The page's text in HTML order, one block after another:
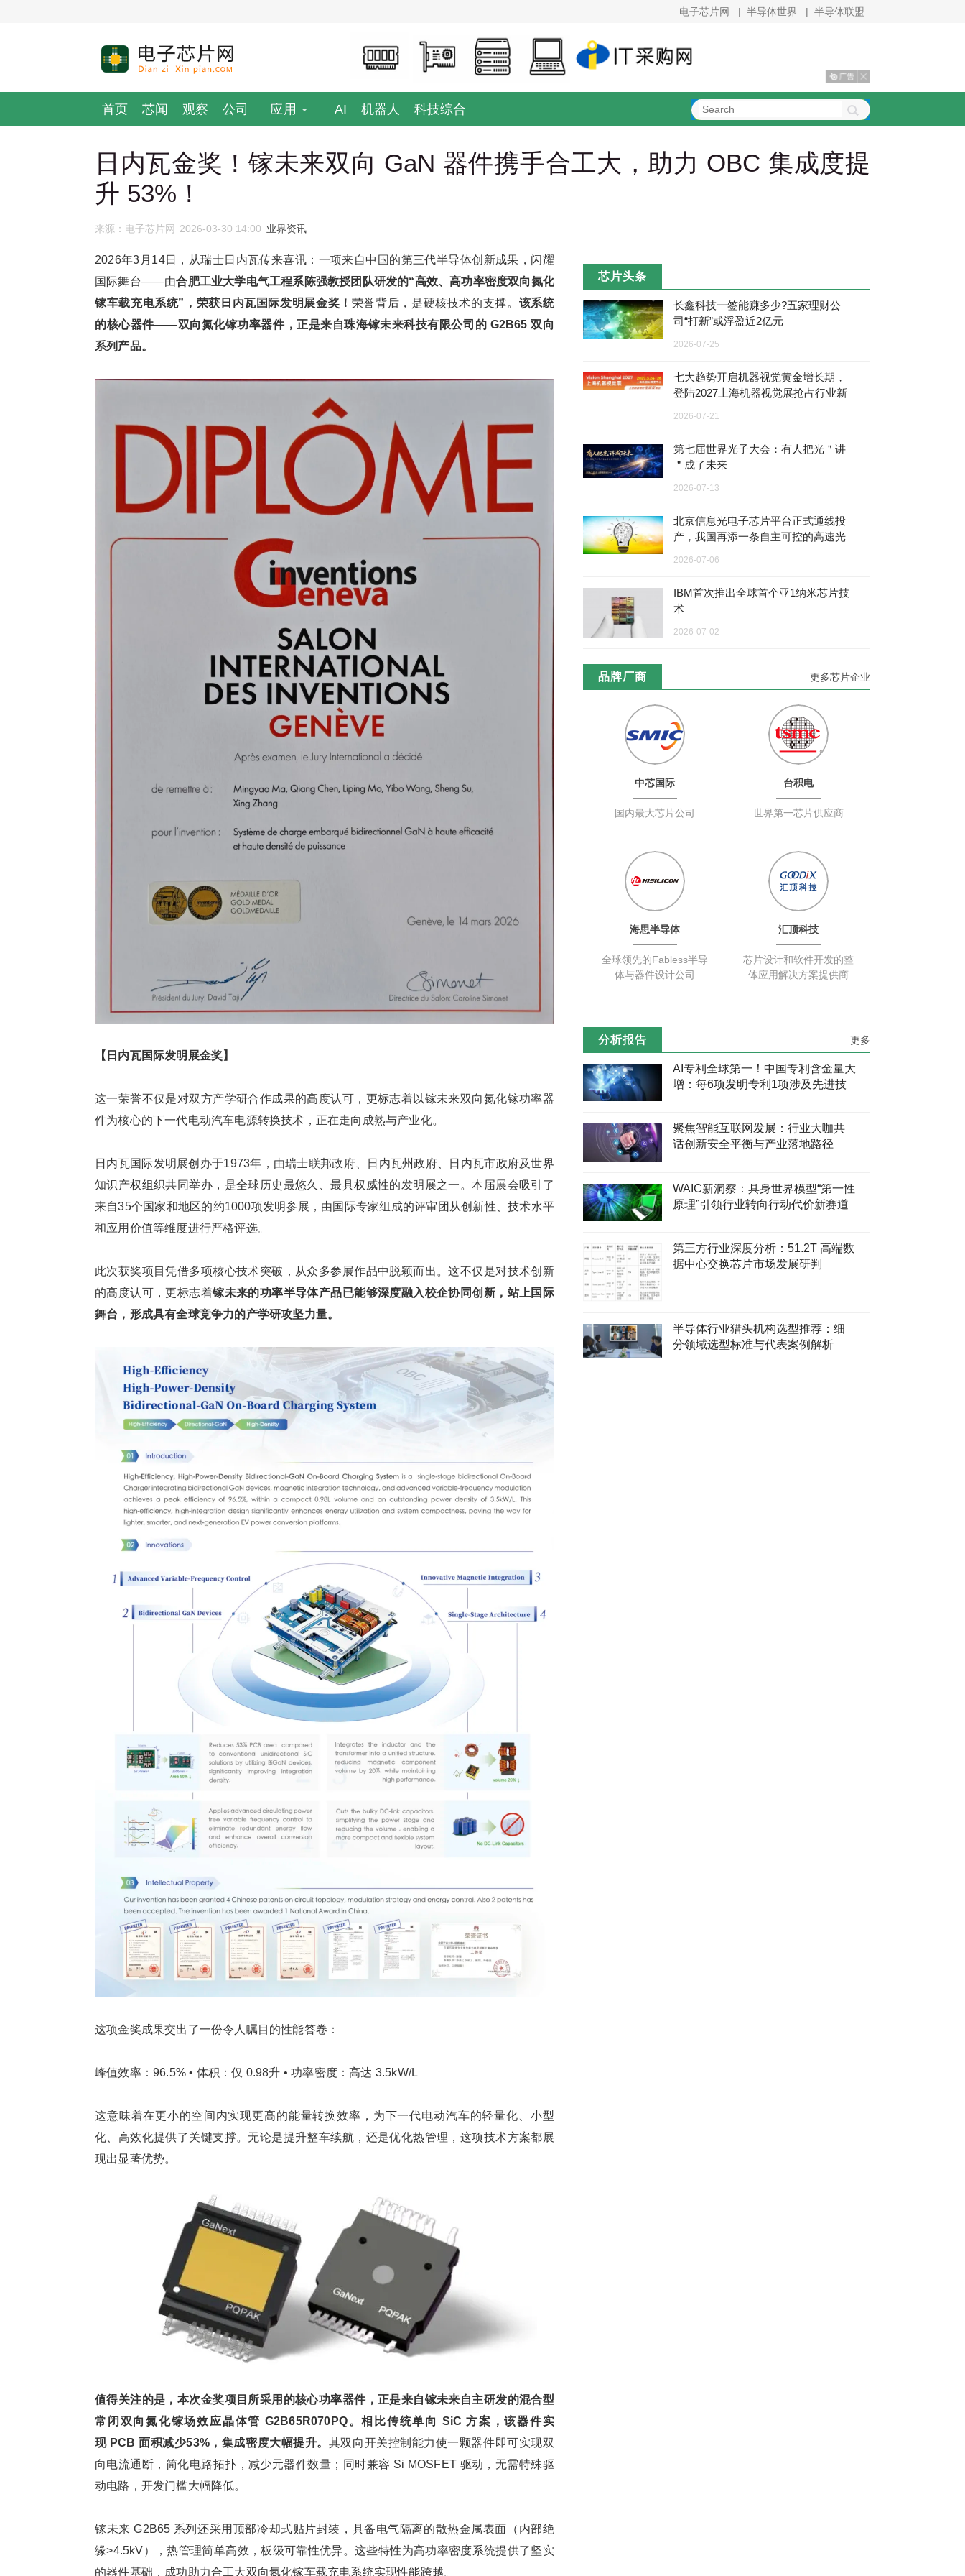
电子芯片网 | 半导体世界 | 半导体联盟
首页 芯闻 观察 公司 应用 AI 机器人 科技综合
日内瓦金奖！镓未来双向 GaN 器件携手合工大，助力 OBC 集成度提
升 53%！
来源：电子芯片网 2026-03-30 14:00 业界资讯
2026年3月14日，从瑞士日内瓦传来喜讯：一项来自中国的第三代半导体创新成果，闪耀
国际舞台——由合肥工业大学电气工程系陈强教授团队研发的“高效、高功率密度双向氮化
镓车载充电系统”，荣获日内瓦国际发明展金奖！ 荣誉背后，是硬核技术的支撑。 该系统
的核心器件——双向氮化镓功率器件，正是来自珠海镓未来科技有限公司的 G2B65 双向
系列产品。
【日内瓦国际发明展金奖】
这一荣誉不仅是对双方产学研合作成果的高度认可，更标志着以镓未来双向氮化镓功率器
件为核心的下一代电动汽车电源转换技术，正在走向成熟与产业化。
日内瓦国际发明展创办于1973年，由瑞士联邦政府、日内瓦州政府、日内瓦市政府及世界
知识产权组织共同举办，是全球历史最悠久、最具权威性的发明展之一。本届展会吸引了
来自35个国家和地区的约1000项发明参展，由国际专家组成的评审团从创新性、技术水平
和应用价值等维度进行严格评选。
此次获奖项目凭借多项核心技术突破，从众多参展作品中脱颖而出。这不仅是对技术创新
的高度认可，更标志着镓未来的功率半导体产品已能够深度融入校企协同创新，站上国际
舞台，形成具有全球竞争力的产学研攻坚力量。
这项金奖成果交出了一份令人瞩目的性能答卷：
峰值效率：96.5% • 体积：仅 0.98升 • 功率密度：高达 3.5kW/L
这意味着在更小的空间内实现更高的能量转换效率，为下一代电动汽车的轻量化、小型
化、高效化提供了关键支撑。无论是提升整车续航，还是优化热管理，这项技术方案都展
现出显著优势。
值得关注的是，本次金奖项目所采用的核心功率器件，正是来自镓未来自主研发的混合型
常闭双向氮化镓场效应晶体管 G2B65R070PQ。相比传统单向 SiC 方案，该器件实
现 PCB 面积减少53%，集成密度大幅提升。 其双向开关控制能力使一颗器件即可实现双
向电流通断，简化电路拓扑，减少元器件数量；同时兼容 Si MOSFET 驱动，无需特殊驱
动电路，开发门槛大幅降低。
镓未来 G2B65 系列还采用顶部冷却式贴片封装，具备电气隔离的散热金属表面（内部绝
缘>4.5kV），热管理简单高效，板级可靠性优异。这些特性为高功率密度系统提供了坚实
的器件基础，成功助力合工大双向氮化镓车载充电系统实现性能跨越。
芯片头条
长鑫科技一签能赚多少?五家理财公
司“打新”或浮盈近2亿元
2026-07-25
七大趋势开启机器视觉黄金增长期，
登陆2027上海机器视觉展抢占行业新
2026-07-21
第七届世界光子大会：有人把光＂讲
＂成了未来
2026-07-13
北京信息光电子芯片平台正式通线投
产，我国再添一条自主可控的高速光
2026-07-06
IBM首次推出全球首个亚1纳米芯片技
术
2026-07-02
品牌厂商 更多芯片企业
中芯国际
国内最大芯片公司
台积电
世界第一芯片供应商
海思半导体
全球领先的Fabless半导
体与器件设计公司
汇顶科技
芯片设计和软件开发的整
体应用解决方案提供商
分析报告 更多
AI专利全球第一！中国专利含金量大
增：每6项发明专利1项涉及先进技
聚焦智能互联网发展：行业大咖共
话创新安全平衡与产业落地路径
WAIC新洞察：具身世界模型“第一性
原理”引领行业转向行动代价新赛道
第三方行业深度分析：51.2T 高端数
据中心交换芯片市场发展研判
半导体行业猎头机构选型推荐：细
分领域选型标准与代表案例解析